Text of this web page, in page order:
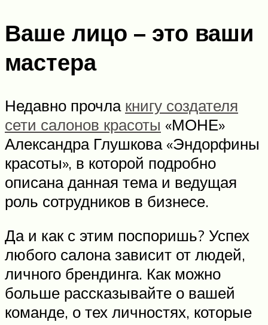
Ваше лицо – это ваши
мастера
Недавно прочла книгу создателя
сети салонов красоты «МОНЕ»
Александра Глушкова «Эндорфины
красоты», в которой подробно
описана данная тема и ведущая
роль сотрудников в бизнесе.
Да и как с этим поспоришь? Успех
любого салона зависит от людей,
личного брендинга. Как можно
больше рассказывайте о вашей
команде, о тех личностях, которые